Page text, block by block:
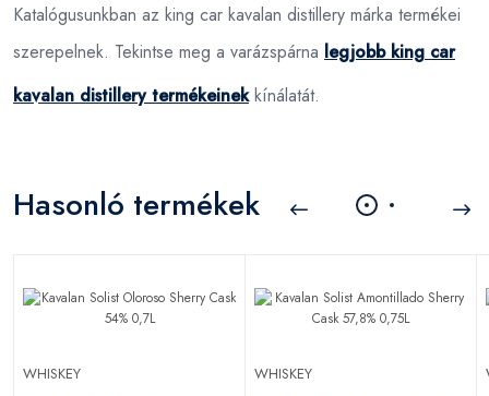
Katalógusunkban az king car kavalan distillery márka termékei
szerepelnek. Tekintse meg a varázspárna legjobb king car
kavalan distillery termékeinekkínálatát.
Hasonló termékek
WHISKEY WHISKEY